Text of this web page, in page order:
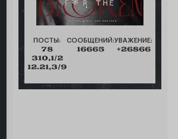
ПОСТЫ:
78
310,1/2
12.21,3/9
СООБЩЕНИЙ:
16665
УВАЖЕНИЕ:
+26866